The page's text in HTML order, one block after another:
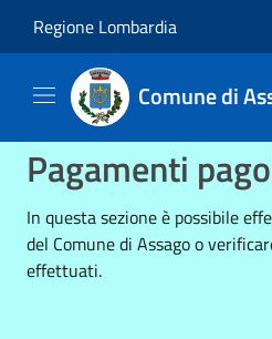
Regione Lombardia
Comune di
Pagamenti
In questa sezione è possibile
del Comune di Assago o
effettuati.